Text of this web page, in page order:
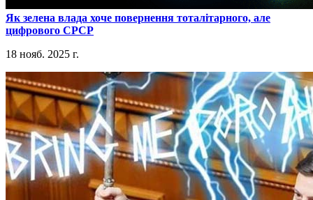
​Як зелена влада хоче повернення тоталітарного, але
цифрового СРСР
18 нояб. 2025 г.